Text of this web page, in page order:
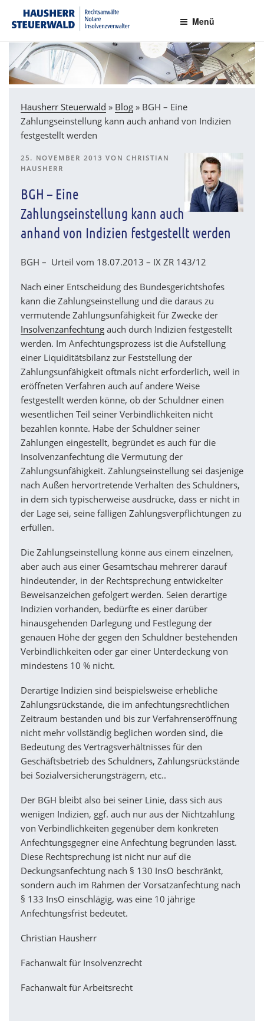
Inhalt
Rechtsanwälte Insolvenzverwalter Partnerschaftsgesellschaft mbB
Menü
Hausherr Steuerwald » Blog » BGH – Eine
Zahlungseinstellung kann auch anhand von Indizien
festgestellt werden
VERÖFFENTLICHT
AM
25. NOVEMBER 2013 VON CHRISTIAN
HAUSHERR
BGH – Eine
Zahlungseinstellung kann auch
anhand von Indizien festgestellt werden
BGH – Urteil vom 18.07.2013 – IX ZR 143/12
Nach einer Entscheidung des Bundesgerichtshofes
kann die Zahlungseinstellung und die daraus zu
vermutende Zahlungsunfähigkeit für Zwecke der
Insolvenzanfechtung auch durch Indizien festgestellt
werden. Im Anfechtungsprozess ist die Aufstellung
einer Liquiditätsbilanz zur Feststellung der
Zahlungsunfähigkeit oftmals nicht erforderlich, weil in
eröffneten Verfahren auch auf andere Weise
festgestellt werden könne, ob der Schuldner einen
wesentlichen Teil seiner Verbindlichkeiten nicht
bezahlen konnte. Habe der Schuldner seiner
Zahlungen eingestellt, begründet es auch für die
Insolvenzanfechtung die Vermutung der
Zahlungsunfähigkeit. Zahlungseinstellung sei dasjenige
nach Außen hervortretende Verhalten des Schuldners,
in dem sich typischerweise ausdrücke, dass er nicht in
der Lage sei, seine fälligen Zahlungsverpflichtungen zu
erfüllen.
Die Zahlungseinstellung könne aus einem einzelnen,
aber auch aus einer Gesamtschau mehrerer darauf
hindeutender, in der Rechtsprechung entwickelter
Beweisanzeichen gefolgert werden. Seien derartige
Indizien vorhanden, bedürfte es einer darüber
hinausgehenden Darlegung und Festlegung der
genauen Höhe der gegen den Schuldner bestehenden
Verbindlichkeiten oder gar einer Unterdeckung von
mindestens 10 % nicht.
Derartige Indizien sind beispielsweise erhebliche
Zahlungsrückstände, die im anfechtungsrechtlichen
Zeitraum bestanden und bis zur Verfahrenseröffnung
nicht mehr vollständig beglichen worden sind, die
Bedeutung des Vertragsverhältnisses für den
Geschäftsbetrieb des Schuldners, Zahlungsrückstände
bei Sozialversicherungsträgern, etc..
Der BGH bleibt also bei seiner Linie, dass sich aus
wenigen Indizien, ggf. auch nur aus der Nichtzahlung
von Verbindlichkeiten gegenüber dem konkreten
Anfechtungsgegner eine Anfechtung begründen lässt.
Diese Rechtsprechung ist nicht nur auf die
Deckungsanfechtung nach § 130 InsO beschränkt,
sondern auch im Rahmen der Vorsatzanfechtung nach
§ 133 InsO einschlägig, was eine 10 jährige
Anfechtungsfrist bedeutet.
Christian Hausherr
Fachanwalt für Insolvenzrecht
Fachanwalt für Arbeitsrecht